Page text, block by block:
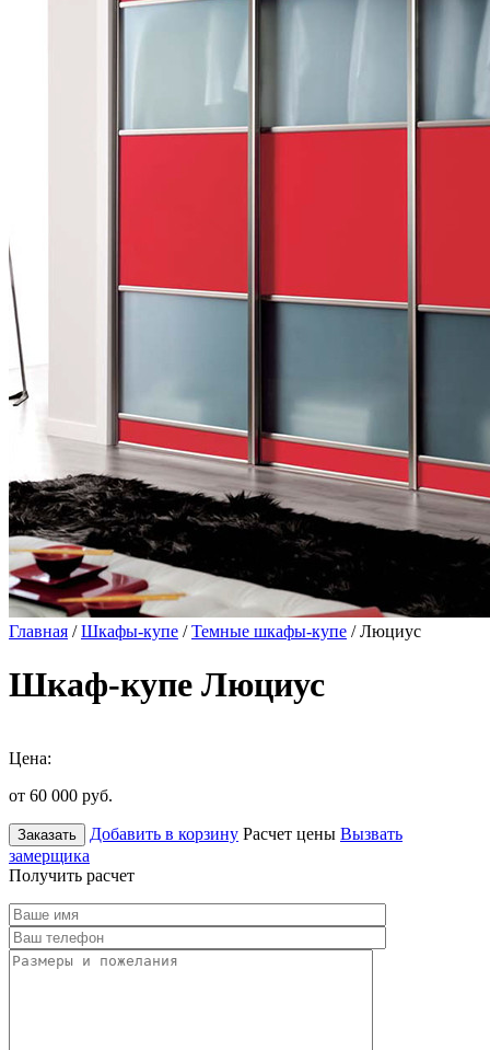
Главная /Шкафы-купе /Темные шкафы-купе / Люциус
Шкаф-купе Люциус
Цена:
от 60 000 руб.
Заказать Добавить в корзину Расчет цены Вызвать
замерщика
Получить расчет